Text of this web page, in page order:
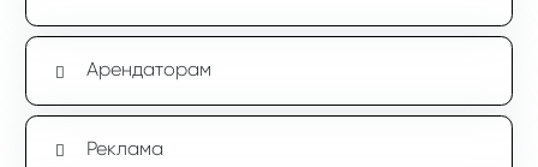
Арендаторам
Реклама